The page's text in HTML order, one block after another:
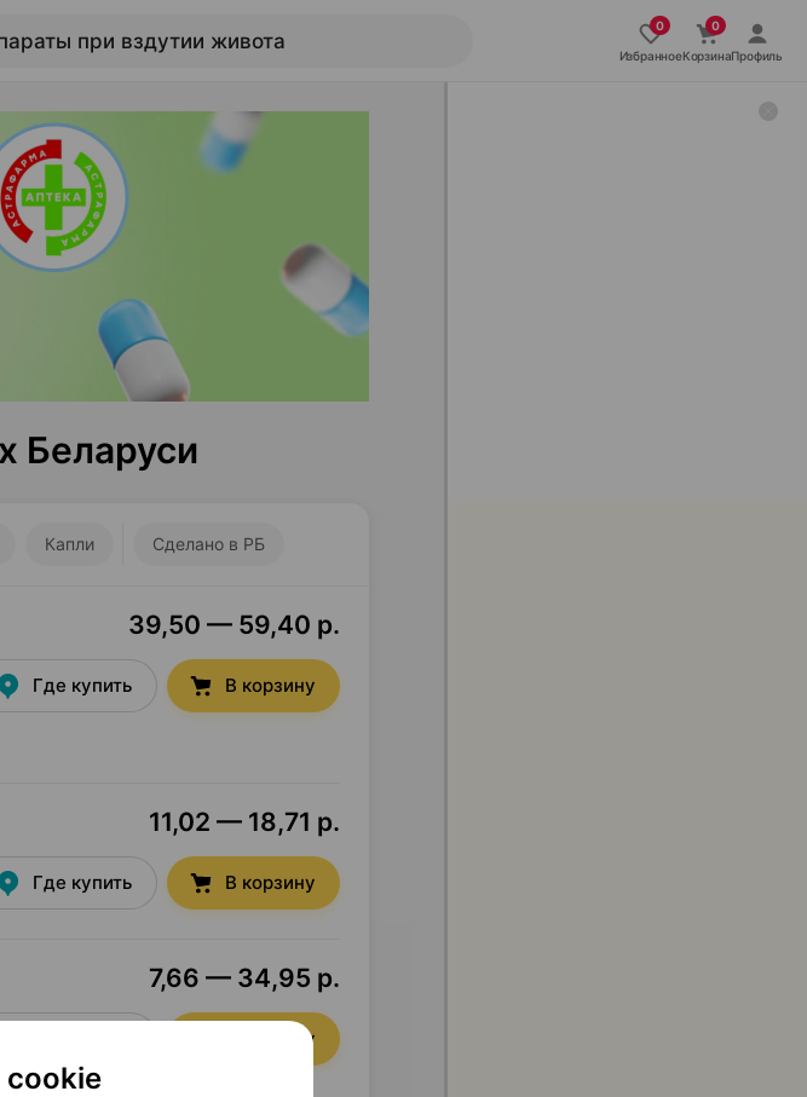
ИзбранноеКорзинаПрофиль
Беларуси
Капли Сделано в РБ
39,50 — 59,40 р.
Где купить В корзину
11,02 — 18,71 р.
Где купить В корзину
7,66 — 34,95 р.
В корзину
cookie